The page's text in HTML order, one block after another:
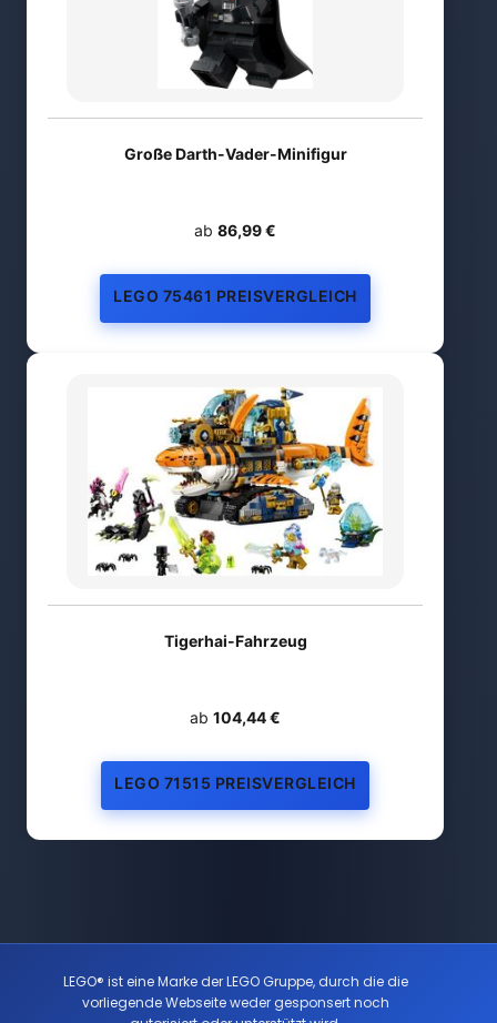
Große Darth-Vader-Minifigur
ab 86,99 €
LEGO 75461 PREISVERGLEICH
Tigerhai-Fahrzeug
ab 104,44 €
LEGO 71515 PREISVERGLEICH
LEGO® ist eine Marke der LEGO Gruppe, durch die die
vorliegende Webseite weder gesponsert noch